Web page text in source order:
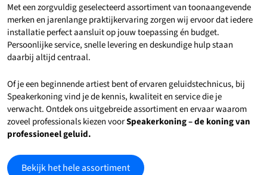
Met een zorgvuldig geselecteerd assortiment van toonaangevende
merken en jarenlange praktijkervaring zorgen wij ervoor dat iedere
installatie perfect aansluit op jouw toepassing én budget.
Persoonlijke service, snelle levering en deskundige hulp staan
daarbij altijd centraal.
Of je een beginnende artiest bent of ervaren geluidstechnicus, bij
Speakerkoning vind je de kennis, kwaliteit en service die je
verwacht. Ontdek ons uitgebreide assortiment en ervaar waarom
zoveel professionals kiezen voorSpeakerkoning – de koning van
professioneel geluid.
Bekijk het hele assortiment